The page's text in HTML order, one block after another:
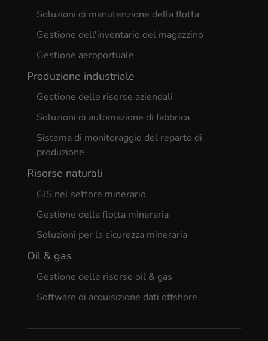
Soluzioni di manutenzione della flotta
Gestione dell'inventario del magazzino
Gestione aeroportuale
Produzione industriale
Gestione delle risorse aziendali
Soluzioni di automazione di fabbrica
Sistema di monitoraggio del reparto di
produzione
Risorse naturali
GIS nel settore minerario
Gestione della flotta mineraria
Soluzioni per la sicurezza mineraria
Oil & gas
Gestione delle risorse oil & gas
Software di acquisizione dati offshore